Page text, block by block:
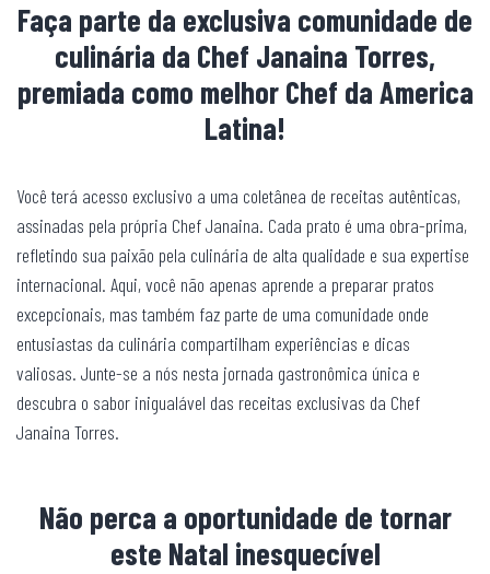
Faça parte da exclusiva comunidade de
culinária da Chef Janaina Torres,
premiada como melhor Chef da America
Latina!
Você terá acesso exclusivo a uma coletânea de receitas autênticas,
assinadas pela própria Chef Janaina. Cada prato é uma obra-prima,
refletindo sua paixão pela culinária de alta qualidade e sua expertise
internacional. Aqui, você não apenas aprende a preparar pratos
excepcionais, mas também faz parte de uma comunidade onde
entusiastas da culinária compartilham experiências e dicas
valiosas. Junte-se a nós nesta jornada gastronômica única e
descubra o sabor inigualável das receitas exclusivas da Chef
Janaina Torres.
Não perca a oportunidade de tornar
este Natal inesquecível